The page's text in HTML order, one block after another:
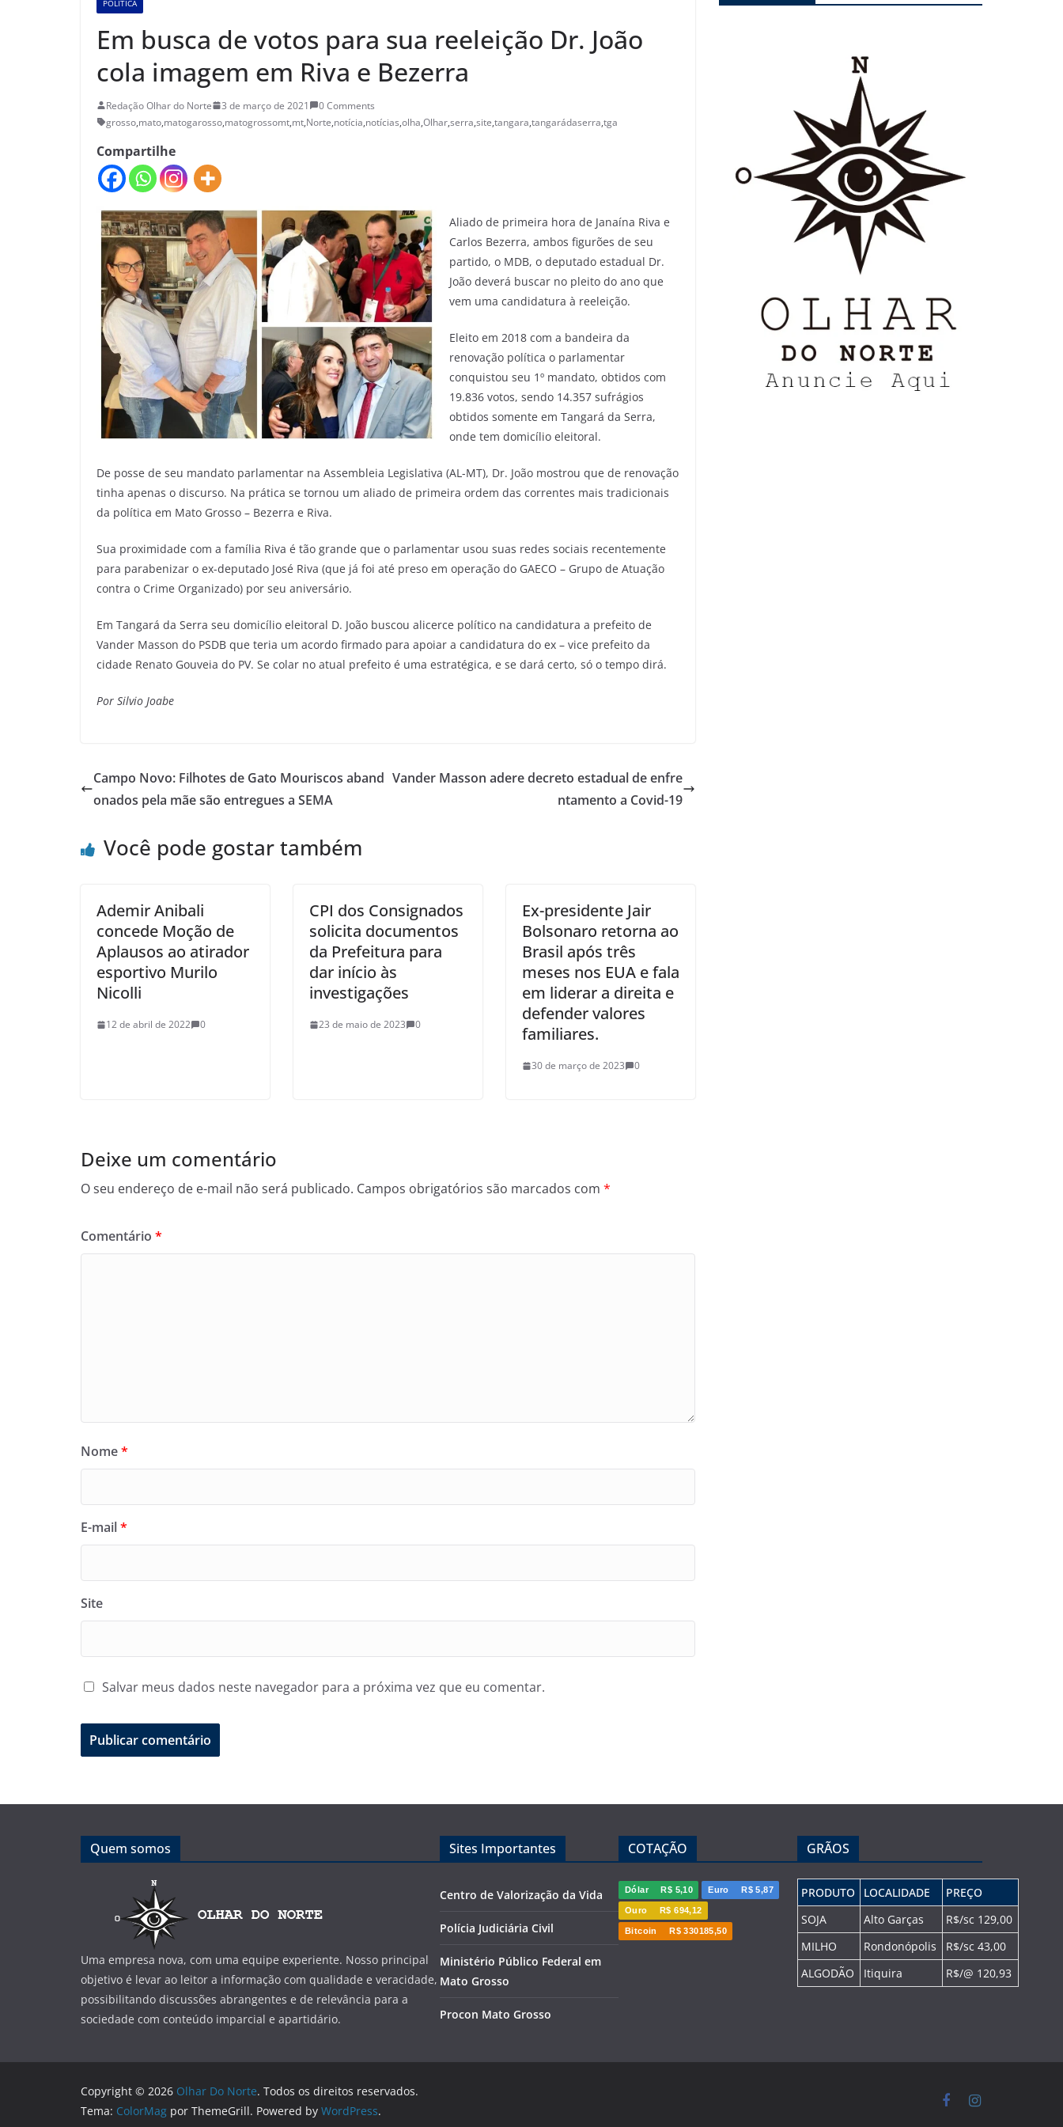
POLÍTICA
Em busca de votos para sua reeleição Dr. João
cola imagem em Riva e Bezerra
Redação Olhar do Norte 3 de março de 2021
0 Comments
grosso,mato,matogarosso,matogrossomt,mt,Norte,notícia,notícias,olha,Olhar,serra,site,tangara,tangarádaserra,tga
Compartilhe
Aliado de primeira hora de Janaína Riva e
Carlos Bezerra, ambos figurões de seu
partido, o MDB, o deputado estadual Dr.
João deverá buscar no pleito do ano que
vem uma candidatura à reeleição.
Eleito em 2018 com a bandeira da
renovação política o parlamentar
conquistou seu 1º mandato, obtidos com
19.836 votos, sendo 14.357 sufrágios
obtidos somente em Tangará da Serra,
onde tem domicílio eleitoral.
De posse de seu mandato parlamentar na Assembleia Legislativa (AL-MT), Dr. João mostrou que de renovação
tinha apenas o discurso. Na prática se tornou um aliado de primeira ordem das correntes mais tradicionais
da política em Mato Grosso – Bezerra e Riva.
Sua proximidade com a família Riva é tão grande que o parlamentar usou suas redes sociais recentemente
para parabenizar o ex-deputado José Riva (que já foi até preso em operação do GAECO – Grupo de Atuação
contra o Crime Organizado) por seu aniversário.
Em Tangará da Serra seu domicílio eleitoral D. João buscou alicerce político na candidatura a prefeito de
Vander Masson do PSDB que teria um acordo firmado para apoiar a candidatura do ex – vice prefeito da
cidade Renato Gouveia do PV. Se colar no atual prefeito é uma estratégica, e se dará certo, só o tempo dirá.
Por Silvio Joabe
Campo Novo: Filhotes de Gato Mouriscos aband
onados pela mãe são entregues a SEMA
Vander Masson adere decreto estadual de enfre
ntamento a Covid-19
Você pode gostar também
Ademir Anibali
concede Moção de
Aplausos ao atirador
esportivo Murilo
Nicolli
12 de abril de 2022 0
CPI dos Consignados
solicita documentos
da Prefeitura para
dar início às
investigações
23 de maio de 2023 0
Ex-presidente Jair
Bolsonaro retorna ao
Brasil após três
meses nos EUA e fala
em liderar a direita e
defender valores
familiares.
30 de março de 2023 0
Deixe um comentário
O seu endereço de e-mail não será publicado. Campos obrigatórios são marcados com *
Comentário *
Nome*
E-mail*
Site
Salvar meus dados neste navegador para a próxima vez que eu comentar.
Quem somos
Uma empresa nova, com uma equipe experiente. Nosso principal
objetivo é levar ao leitor a informação com qualidade e veracidade,
possibilitando discussões abrangentes e de relevância para a
sociedade com conteúdo imparcial e apartidário.
Sites Importantes
Centro de Valorização da Vida
Polícia Judiciária Civil
Ministério Público Federal em
Mato Grosso
Procon Mato Grosso
COTAÇÃO
Dólar R$ 5,10 Euro R$ 5,87
Ouro R$ 694,12
Bitcoin R$ 330185,50
GRÃOS
PRODUTO LOCALIDADE
PREÇO
SOJA
Alto Garças
R$/sc 129,00
MILHO
Rondonópolis
R$/sc 43,00
ALGODÃO
Itiquira R$/@ 120,93
Copyright © 2026 Olhar Do Norte. Todos os direitos reservados.
Tema: ColorMag por ThemeGrill. Powered by WordPress.